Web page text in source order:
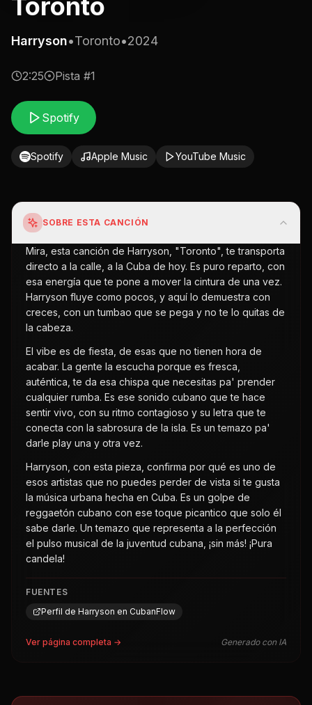
Toronto
Harryson•Toronto•2024
2:25 Pista #1
Spotify
Spotify Apple Music YouTube Music
SOBRE ESTA CANCIÓN
Mira, esta canción de Harryson, "Toronto", te transporta
directo a la calle, a la Cuba de hoy. Es puro reparto, con
esa energía que te pone a mover la cintura de una vez.
Harryson fluye como pocos, y aquí lo demuestra con
creces, con un tumbao que se pega y no te lo quitas de
la cabeza.
El vibe es de fiesta, de esas que no tienen hora de
acabar. La gente la escucha porque es fresca,
auténtica, te da esa chispa que necesitas pa' prender
cualquier rumba. Es ese sonido cubano que te hace
sentir vivo, con su ritmo contagioso y su letra que te
conecta con la sabrosura de la isla. Es un temazo pa'
darle play una y otra vez.
Harryson, con esta pieza, confirma por qué es uno de
esos artistas que no puedes perder de vista si te gusta
la música urbana hecha en Cuba. Es un golpe de
reggaetón cubano con ese toque picantico que solo él
sabe darle. Un temazo que representa a la perfección
el pulso musical de la juventud cubana, ¡sin más! ¡Pura
candela!
FUENTES
Perfil de Harryson en CubanFlow
Ver página completa → Generado con IA